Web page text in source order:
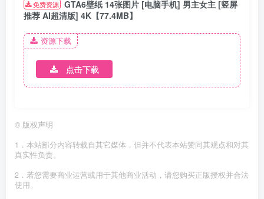
免费资源 GTA6壁纸 14张图片 [电脑手机] 男主女主 [竖屏
推荐 AI超清版] 4K【77.4MB】
资源下载
点击下载
© 版权声明
1．本站部分内容转载自其它媒体，但并不代表本站赞同其观点和对其
真实性负责。
2．若您需要商业运营或用于其他商业活动，请您购买正版授权并合法
使用。